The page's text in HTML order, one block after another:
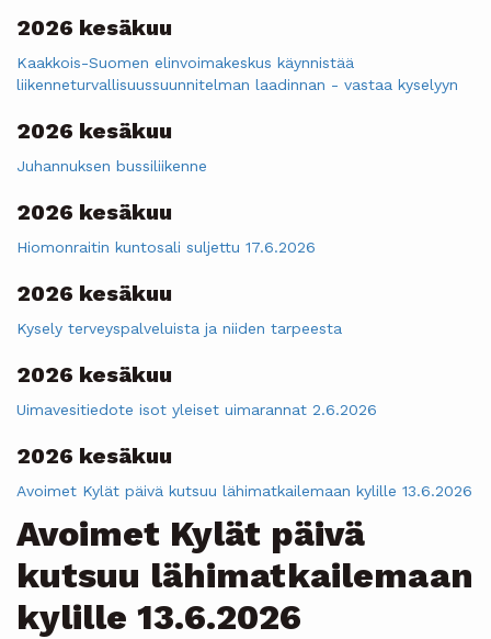
2026 kesäkuu
Kaakkois-Suomen elinvoimakeskus käynnistää
liikenneturvallisuussuunnitelman laadinnan - vastaa kyselyyn
2026 kesäkuu
Juhannuksen bussiliikenne
2026 kesäkuu
Hiomonraitin kuntosali suljettu 17.6.2026
2026 kesäkuu
Kysely terveyspalveluista ja niiden tarpeesta
2026 kesäkuu
Uimavesitiedote isot yleiset uimarannat 2.6.2026
2026 kesäkuu
Avoimet Kylät päivä kutsuu lähimatkailemaan kylille 13.6.2026
Avoimet Kylät päivä
kutsuu lähimatkailemaan
kylille 13.6.2026